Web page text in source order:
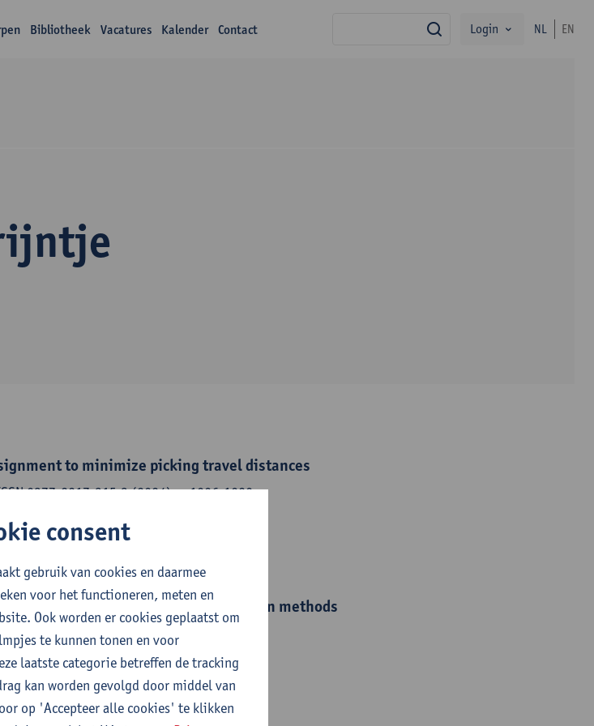
Bibliotheek Vacatures Kalender Contact zoekLogin NL EN
to minimize picking travel distances
0377-2217-315:3 (2024) p. 1006-1020
& order picking : inspired by solution methods
and Economics, 2023,172 p.
consent
gebruik van cookies en daarmee
voor het functioneren, meten en
Ook worden er cookies geplaatst om
te kunnen tonen en voor
laatste categorie betreffen de tracking
kan worden gevolgd door middel van
op 'Accepteer alle cookies' te klikken